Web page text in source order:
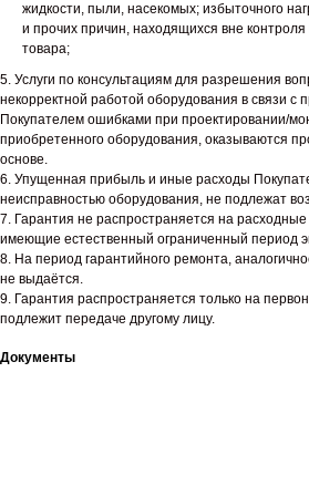
жидкости, пыли, насекомых; избыточного
и прочих причин, находящихся вне
товара;
5. Услуги по консультациям для разрешения
некорректной работой оборудования в связи с
Покупателем ошибками при проектировании/
приобретенного оборудования, оказываются
основе.
6. Упущенная прибыль и иные расходы
неисправностью оборудования, не подлежат
7. Гарантия не распространяется на
имеющие естественный ограниченный период
8. На период гарантийного ремонта,
не выдаётся.
9. Гарантия распространяется только на
подлежит передаче другому лицу.
Документы